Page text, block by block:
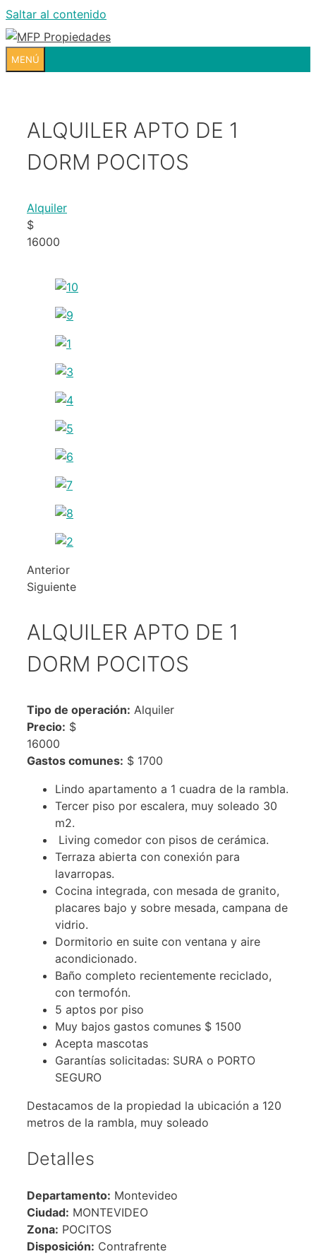
Saltar al contenido
MENÚ
ALQUILER APTO DE 1
DORM POCITOS
Alquiler
$
16000
Anterior
Siguiente
ALQUILER APTO DE 1
DORM POCITOS
Tipo de operación: Alquiler
Precio: $
16000
Gastos comunes: $ 1700
Lindo apartamento a 1 cuadra de la rambla.
Tercer piso por escalera, muy soleado 30
m2.
Living comedor con pisos de cerámica.
Terraza abierta con conexión para
lavarropas.
Cocina integrada, con mesada de granito,
placares bajo y sobre mesada, campana de
vidrio.
Dormitorio en suite con ventana y aire
acondicionado.
Baño completo recientemente reciclado,
con termofón.
5 aptos por piso
Muy bajos gastos comunes $ 1500
Acepta mascotas
Garantías solicitadas: SURA o PORTO
SEGURO
Destacamos de la propiedad la ubicación a 120
metros de la rambla, muy soleado
Detalles
Departamento: Montevideo
Ciudad: MONTEVIDEO
Zona: POCITOS
Disposición: Contrafrente